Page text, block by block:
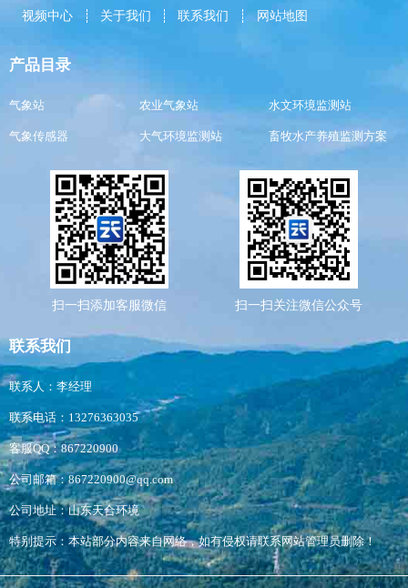
视频中心
关于我们 联系我们 网站地图
产品目录
气象站 农业气象站 水文环境监测站
气象传感器 大气环境监测站 畜牧水产养殖监测方案
扫一扫添加客服微信 扫一扫关注微信公众号
联系我们
联系人：李经理
联系电话：13276363035
客服QQ：867220900
公司邮箱：867220900@qq.com
公司地址：山东天合环境
特别提示：本站部分内容来自网络，如有侵权请联系网站管理员删除！